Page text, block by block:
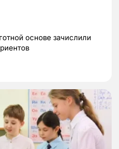
основе зачислили